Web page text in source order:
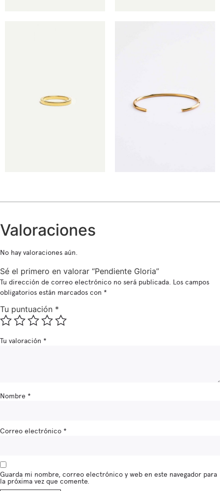
Valoraciones
No hay valoraciones aún.
Sé el primero en valorar “Pendiente Gloria”
Tu dirección de correo electrónico no será publicada. Los campos
obligatorios están marcados con *
Tu puntuación *
Tu valoración *
Nombre *
Correo electrónico *
Guarda mi nombre, correo electrónico y web en este navegador para
la próxima vez que comente.